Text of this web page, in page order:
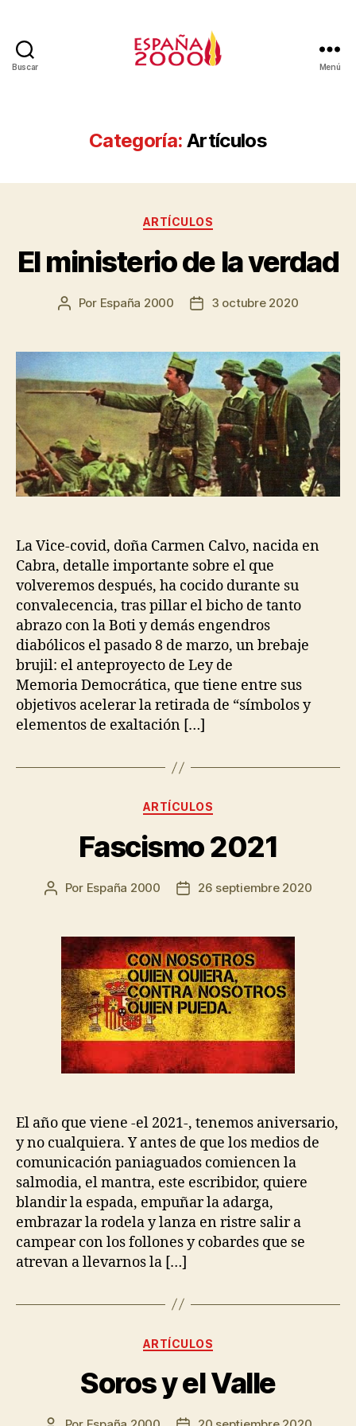
Buscar Menú
Categoría: Artículos
ARTÍCULOS
El ministerio de la verdad
Por España 2000 3 octubre 2020
La Vice-covid, doña Carmen Calvo, nacida en
Cabra, detalle importante sobre el que
volveremos después, ha cocido durante su
convalecencia, tras pillar el bicho de tanto
abrazo con la Boti y demás engendros
diabólicos el pasado 8 de marzo, un brebaje
brujil: el anteproyecto de Ley de
Memoria Democrática, que tiene entre sus
objetivos acelerar la retirada de “símbolos y
elementos de exaltación […]
ARTÍCULOS
Fascismo 2021
Por España 2000 26 septiembre 2020
El año que viene -el 2021-, tenemos aniversario,
y no cualquiera. Y antes de que los medios de
comunicación paniaguados comiencen la
salmodia, el mantra, este escribidor, quiere
blandir la espada, empuñar la adarga,
embrazar la rodela y lanza en ristre salir a
campear con los follones y cobardes que se
atrevan a llevarnos la […]
ARTÍCULOS
Soros y el Valle